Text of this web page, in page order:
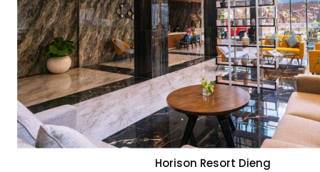
Horison Resort Dieng